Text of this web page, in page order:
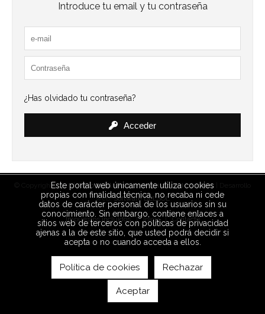
Introduce tu email y tu contraseña
¿Has olvidado tu contraseña?
Acceder
© Copyright 2026 |Aviso legal |Política de privacidad |Cookies
web:Software DELSOL
Impuestos incluidos Inicio Contacto
Este portal web únicamente utiliza cookies
propias con finalidad técnica, no recaba ni cede
datos de carácter personal de los usuarios sin su
conocimiento. Sin embargo, contiene enlaces a
sitios web de terceros con políticas de privacidad
ajenas a la de este sitio, que usted podrá decidir si
acepta o no cuando acceda a ellos.
Política de cookies Rechazar
Aceptar